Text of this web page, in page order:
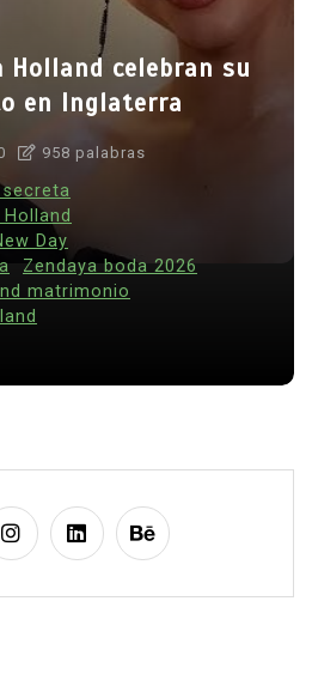
Holland celebran su
en Inglaterra
958 palabras
secreta
Day
Zendaya boda 2026
matrimonio